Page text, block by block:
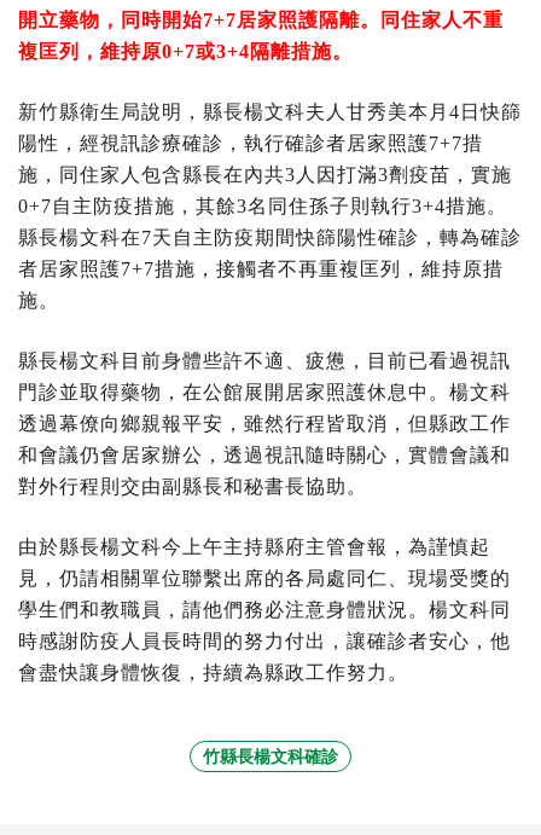
開立藥物，同時開始7+7居家照護隔離。同住家人不重
複匡列，維持原0+7或3+4隔離措施。
新竹縣衛生局說明，縣長楊文科夫人甘秀美本月4日快篩
陽性，經視訊診療確診，執行確診者居家照護7+7措
施，同住家人包含縣長在內共3人因打滿3劑疫苗，實施
0+7自主防疫措施，其餘3名同住孫子則執行3+4措施。
縣長楊文科在7天自主防疫期間快篩陽性確診，轉為確診
者居家照護7+7措施，接觸者不再重複匡列，維持原措
施。
縣長楊文科目前身體些許不適、疲憊，目前已看過視訊
門診並取得藥物，在公館展開居家照護休息中。楊文科
透過幕僚向鄉親報平安，雖然行程皆取消，但縣政工作
和會議仍會居家辦公，透過視訊隨時關心，實體會議和
對外行程則交由副縣長和秘書長協助。
由於縣長楊文科今上午主持縣府主管會報，為謹慎起
見，仍請相關單位聯繫出席的各局處同仁、現場受獎的
學生們和教職員，請他們務必注意身體狀況。楊文科同
時感謝防疫人員長時間的努力付出，讓確診者安心，他
會盡快讓身體恢復，持續為縣政工作努力。
竹縣長楊文科確診